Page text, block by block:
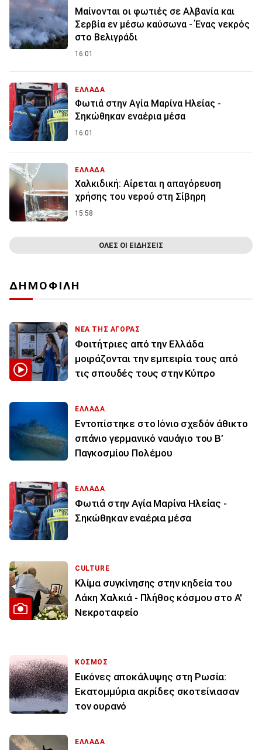
Μαίνονται οι φωτιές σε Αλβανία και
Σερβία εν μέσω καύσωνα - Ένας νεκρός
στο Βελιγράδι
16:01
ΕΛΛΑΔΑ
Φωτιά στην Aγία Μαρίνα Ηλείας -
Σηκώθηκαν εναέρια μέσα
16:01
ΕΛΛΑΔΑ
Χαλκιδική: Αίρεται η απαγόρευση
χρήσης του νερού στη Σίβηρη
15:58
ΟΛΕΣ ΟΙ ΕΙΔΗΣΕΙΣ
ΔΗΜΟΦΙΛΗ
ΝΕΑ ΤΗΣ ΑΓΟΡΑΣ
Φοιτήτριες από την Ελλάδα
μοιράζονται την εμπειρία τους από
τις σπουδές τους στην Κύπρο
ΕΛΛΑΔΑ
Εντοπίστηκε στο Ιόνιο σχεδόν άθικτο
σπάνιο γερμανικό ναυάγιο του Β’
Παγκοσμίου Πολέμου
ΕΛΛΑΔΑ
Φωτιά στην Aγία Μαρίνα Ηλείας -
Σηκώθηκαν εναέρια μέσα
CULTURE
Κλίμα συγκίνησης στην κηδεία του
Λάκη Χαλκιά - Πλήθος κόσμου στο Α'
Νεκροταφείο
ΚΟΣΜΟΣ
Εικόνες αποκάλυψης στη Ρωσία:
Εκατομμύρια ακρίδες σκοτείνιασαν
τον ουρανό
ΕΛΛΑΔΑ